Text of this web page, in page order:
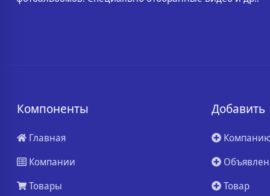
Компоненты
Главная
Компании
Товары
Добавить
Товар